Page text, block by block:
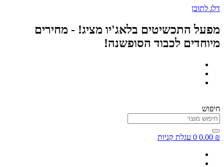
דלג לתוכן
מפעל התכשיטים בלאג'יו מציג! - מחירים
מיוחדים לכבוד הסופשנה!
חיפוש
0.00 ₪
0 עגלת קניות